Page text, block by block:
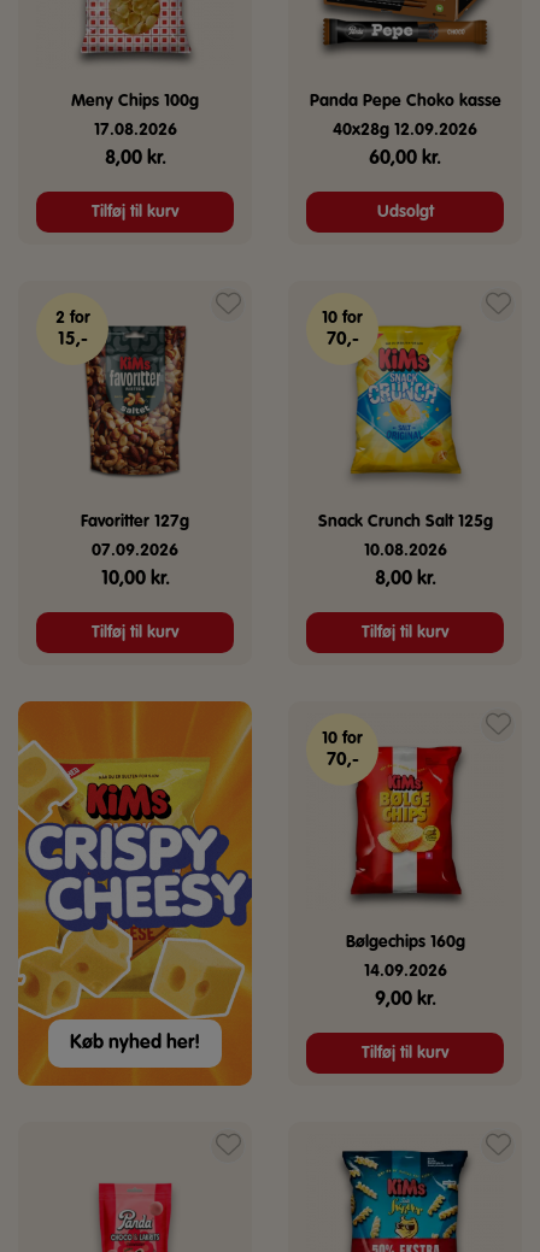
Meny Chips 100g
17.08.2026
8,00 kr.
Tilføj til kurv
Panda Pepe Choko kasse
40x28g 12.09.2026
60,00 kr.
Udsolgt
2 for
15,-
Favoritter 127g
07.09.2026
10,00 kr.
Tilføj til kurv
10 for
70,-
Snack Crunch Salt 125g
10.08.2026
8,00 kr.
Tilføj til kurv
Køb nyhed her!
10 for
70,-
Bølgechips 160g
14.09.2026
9,00 kr.
Tilføj til kurv